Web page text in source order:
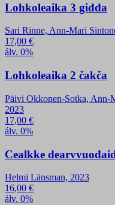
Lohkoleaika 3 giđđa
Sari Rinne, Ann-Mari
17,00 €
álv. 0%
Lohkoleaika 2 čakča
Päivi Okkonen-Sotka, Ann-
2023
17,00 €
álv. 0%
Cealkke
Helmi Länsman, 2023
16,00 €
álv. 0%